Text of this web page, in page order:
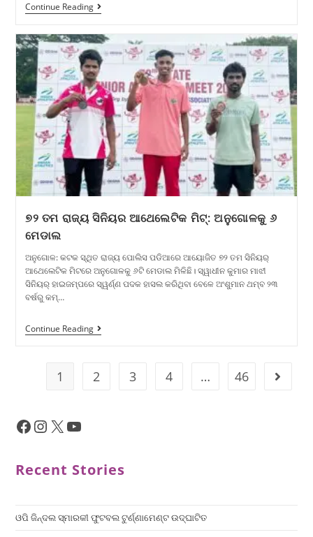
Continue Reading
୭୨ ତମ ରାଜ୍ୟ ସିନିୟର ଆଥେଲେଟିକ ମିଟ୍: ଅନୁଗୋଳକୁ ୬
ମେଡାଲ
ଅନୁଗୋଳ: କଟକ ସ୍ଥିତ ରାଜ୍ୟ ପୋଲିସ ପଡିଆରେ ଆୟୋଜିତ ୭୨ ତମ ସିନିୟର୍
ଆଥେଲେଟିକ ମିଟରେ ଅନୁଗୋଳକୁ ୬ଟି ମେଡାଲ ମିଳିଛି। ସ୍ୱାଧୀନ କୁମାର ମାଝୀ
ସିନିୟର୍ ହାଇଜମ୍ପରେ ସ୍ୱର୍ଣ୍ଣ ପଦକ ହାସଲ କରିଥିବା ବେଳେ ଅଂଶୁମାନ ଥମ୍ବ ୨୩
ବର୍ଷରୁ କମ୍…
Continue Reading
1 2 3 4 … 46
Recent Stories
ଓପି ଜିନ୍ଦଲ ସ୍ମାରକୀ ଫୁଟବଲ ଟୁର୍ଣ୍ଣାମେଣ୍ଟ ଉଦ୍ଘାଟିତ